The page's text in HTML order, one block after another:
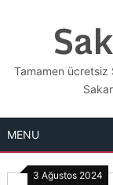
Tamamen
MENU
3 Ağustos 2024